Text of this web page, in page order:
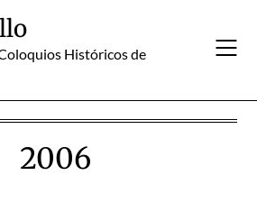
Históricos de
2006